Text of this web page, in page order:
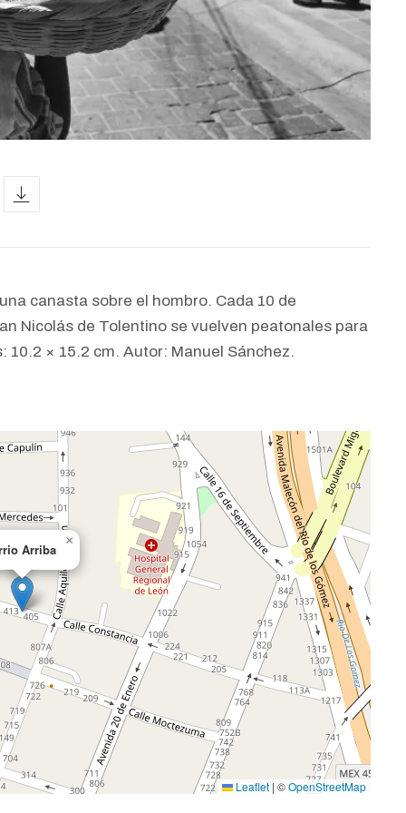
canasta sobre el hombro. Cada 10 de
Nicolás de Tolentino se vuelven peatonales para
× 15.2 cm. Autor: Manuel Sánchez.
Arriba
×
Leaflet | ©OpenStreetMap